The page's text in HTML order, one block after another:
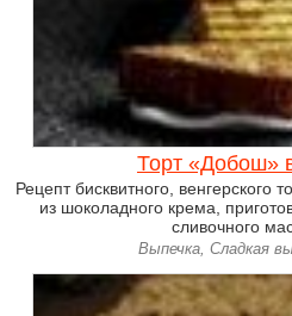
Торт «Добош»
Рецепт бисквитного, венгерского
из шоколадного крема,
сливочного
Выпечка, Сладкая